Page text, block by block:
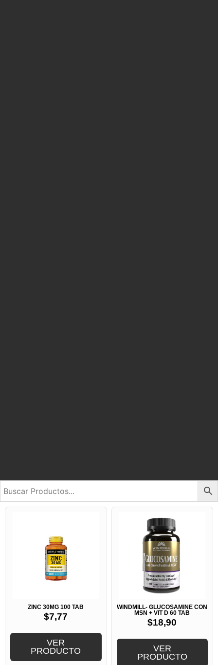
ZINC 30MG 100 TAB
$7,77
VER
PRODUCTO
WINDMILL- GLUCOSAMINE CON
MSN + VIT D 60 TAB
$18,90
VER
PRODUCTO